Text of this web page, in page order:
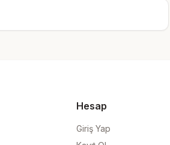
Hesap
Giriş Yap